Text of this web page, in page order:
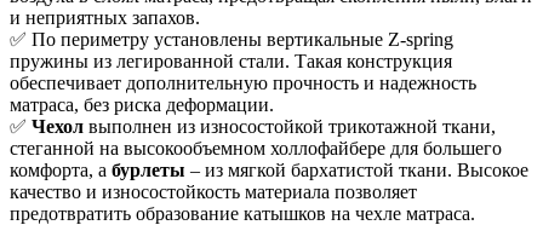
и неприятных запахов.
✅ По периметру установлены вертикальные Z-spring
пружины из легированной стали. Такая конструкция
обеспечивает дополнительную прочность и надежность
матраса, без риска деформации.
✅ Чехол выполнен из износостойкой трикотажной ткани,
стеганной на высокообъемном холлофайбере для большего
комфорта, а бурлеты – из мягкой бархатистой ткани. Высокое
качество и износостойкость материала позволяет
предотвратить образование катышков на чехле матраса.